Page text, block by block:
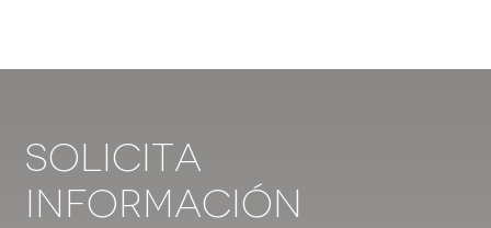
Solicita
Información